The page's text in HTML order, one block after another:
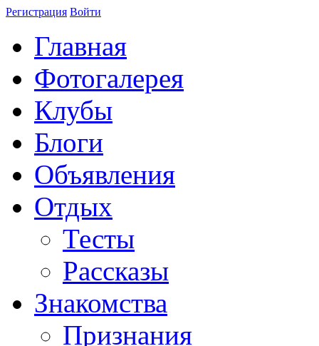
Регистрация Войти
Главная
Фотогалерея
Клубы
Блоги
Объявления
Отдых
Тесты
Рассказы
Знакомства
Признания